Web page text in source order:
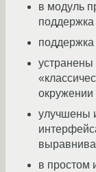
в модуль
поддержка
окружении
улучшены
в простом